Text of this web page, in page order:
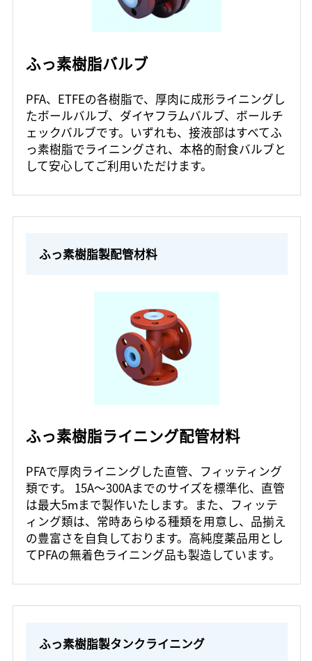
ふっ素樹脂バルブ
PFA、ETFEの各樹脂で、厚肉に成形ライニングし
たボールバルブ、ダイヤフラムバルブ、ボールチ
ェックバルブです。いずれも、接液部はすべてふ
っ素樹脂でライニングされ、本格的耐食バルブと
して安心してご利用いただけます。
ふっ素樹脂製配管材料
ふっ素樹脂ライニング配管材料
PFAで厚肉ライニングした直管、フィッティング
類です。 15A～300Aまでのサイズを標準化、直管
は最大5mまで製作いたします。また、フィッテ
ィング類は、常時あらゆる種類を用意し、品揃え
の豊富さを自負しております。高純度薬品用とし
てPFAの無着色ライニング品も製造しています。
ふっ素樹脂製タンクライニング